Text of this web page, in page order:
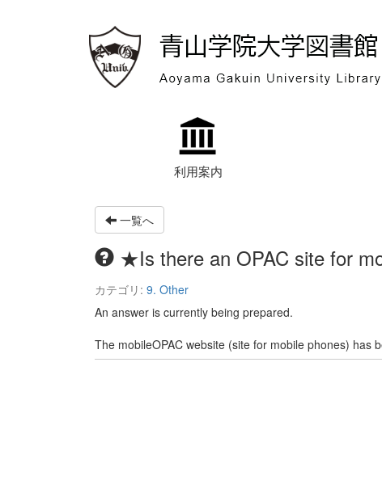
利用案内
一覧へ
★Is there an OPAC site for
カテゴリ: 9. Other
An answer is currently being prepared.
The mobileOPAC website (site for mobile phones) has